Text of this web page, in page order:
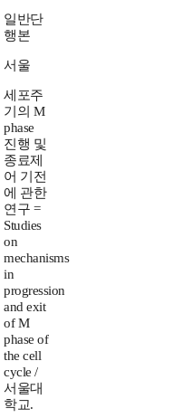
일반단
행본
서울
세포주
기의 M
phase
진행 및
종료제
어 기전
에 관한
연구 =
Studies
on
mechanisms
in
progression
and exit
of M
phase of
the cell
cycle /
서울대
학교.